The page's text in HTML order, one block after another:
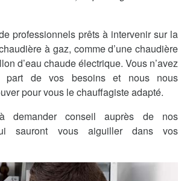
professionnels prêts à intervenir sur la
à gaz, comme d’une chaudière
d’eau chaude électrique. Vous n’avez
part de vos besoins et nous nous
pour vous le chauffagiste adapté.
demander conseil auprès de nos
sauront vous aiguiller dans vos